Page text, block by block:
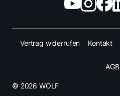
© 2026 WOLF
Vertrag widerrufen Kontakt
AGB